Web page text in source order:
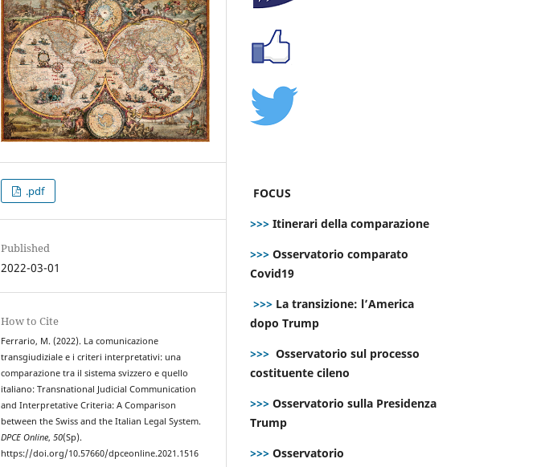
.pdf
Published
2022-03-01
How to Cite
Ferrario, M. (2022). La comunicazione
transgiudiziale e i criteri interpretativi: una
comparazione tra il sistema svizzero e quello
italiano: Transnational Judicial Communication
and Interpretative Criteria: A Comparison
between the Swiss and the Italian Legal System.
DPCE Online,50(Sp).
https://doi.org/10.57660/dpceonline.2021.1516
FOCUS
>>> Itinerari della comparazione
>>> Osservatorio comparato
Covid19
>>> La transizione: l’America
dopo Trump
>>> Osservatorio sul processo
costituente cileno
>>> Osservatorio sulla Presidenza
Trump
>>> Osservatorio